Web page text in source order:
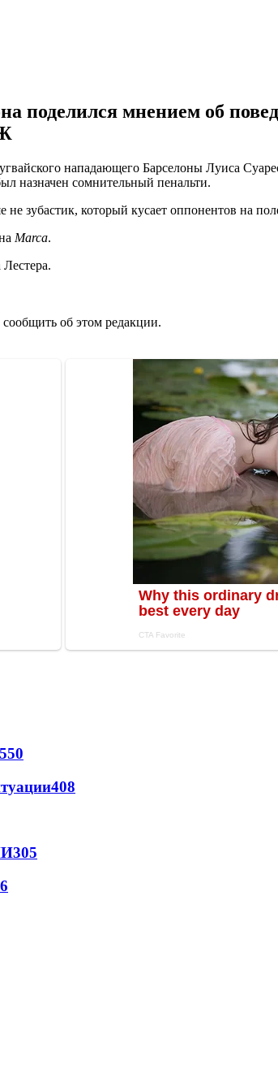
мнением об
нападающего Барселоны Луиса
назначен сомнительный пенальти.
который кусает оппонентов на
Marca.
об этом редакции.
550
408
305